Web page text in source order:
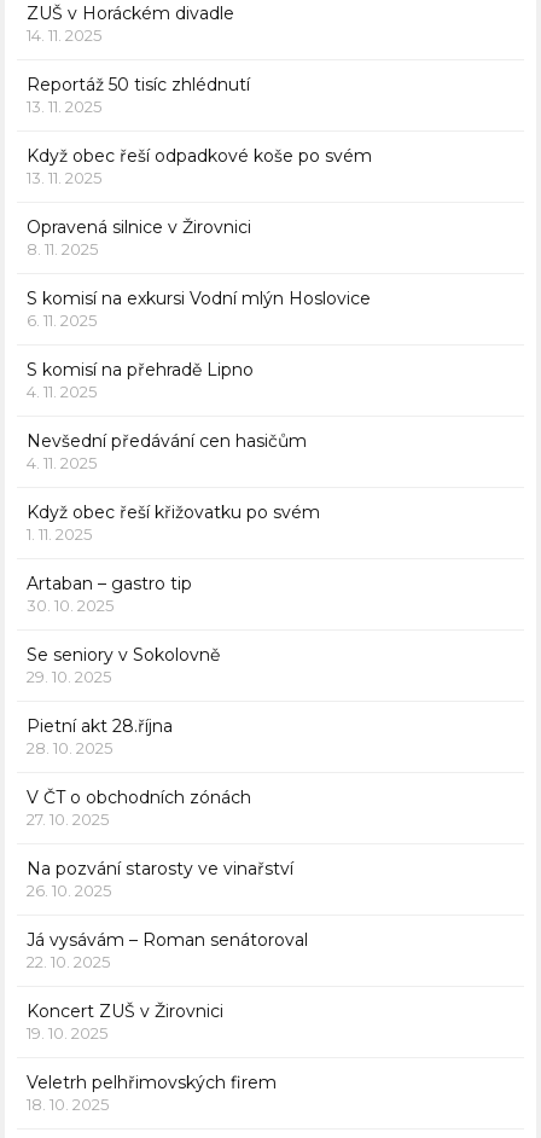
ZUŠ v Horáckém divadle
14. 11. 2025
Reportáž 50 tisíc zhlédnutí
13. 11. 2025
Když obec řeší odpadkové koše po svém
13. 11. 2025
Opravená silnice v Žirovnici
8. 11. 2025
S komisí na exkursi Vodní mlýn Hoslovice
6. 11. 2025
S komisí na přehradě Lipno
4. 11. 2025
Nevšední předávání cen hasičům
4. 11. 2025
Když obec řeší křižovatku po svém
1. 11. 2025
Artaban – gastro tip
30. 10. 2025
Se seniory v Sokolovně
29. 10. 2025
Pietní akt 28.října
28. 10. 2025
V ČT o obchodních zónách
27. 10. 2025
Na pozvání starosty ve vinařství
26. 10. 2025
Já vysávám – Roman senátoroval
22. 10. 2025
Koncert ZUŠ v Žirovnici
19. 10. 2025
Veletrh pelhřimovských firem
18. 10. 2025